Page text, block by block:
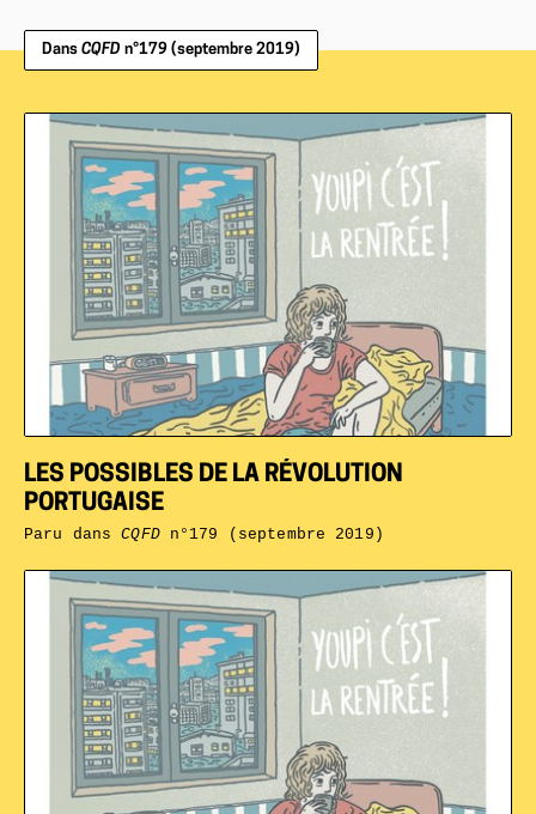
Dans CQFD n°179 (septembre 2019)
LES POSSIBLES DE LA RÉVOLUTION
PORTUGAISE
Paru dansCQFDn°179 (septembre 2019)